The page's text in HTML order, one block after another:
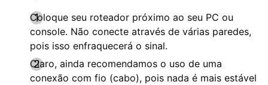
Coloque seu roteador próximo ao seu PC ou
console. Não conecte através de várias paredes,
pois isso enfraquecerá o sinal.
Claro, ainda recomendamos o uso de uma
conexão com fio (cabo), pois nada é mais estável